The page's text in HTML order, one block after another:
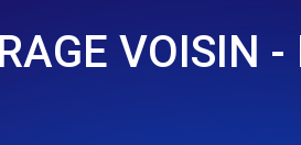
VOISIN -